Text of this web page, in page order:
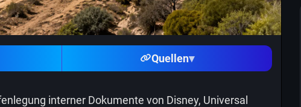
Quellen▾
interner Dokumente von Disney, Universal